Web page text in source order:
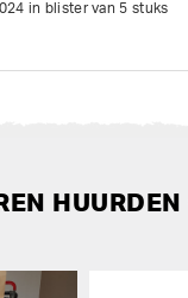
in blister van 5 stuks
HUURDEN